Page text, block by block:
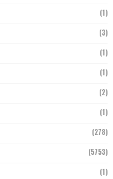
(1)
(3)
(1)
(1)
(2)
(1)
(278)
(5753)
(1)